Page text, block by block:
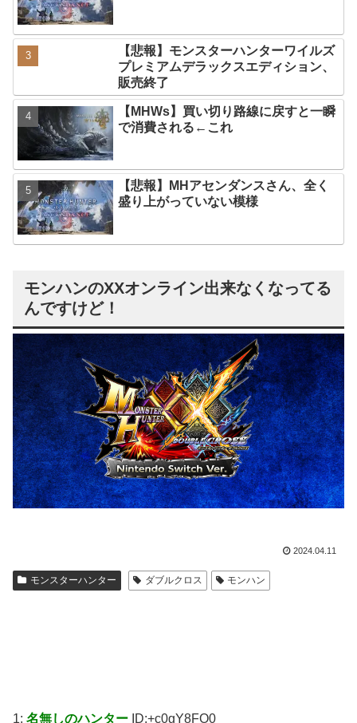
【悲報】モンスターハンターワイルズ
プレミアムデラックスエディション、
販売終了
【MHWs】買い切り路線に戻すと一瞬
で消費される←これ
【悲報】MHアセンダンスさん、全く
盛り上がっていない模様
モンハンのXXオンライン出来なくなってる
んですけど！
2024.04.11
モンスターハンター ダブルクロス モンハン
1: 名無しのハンター ID:+c0gY8FO0